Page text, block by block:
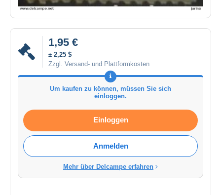
1,95 €
± 2,25 $
Zzgl. Versand- und Plattformkosten
Um kaufen zu können, müssen Sie sich
einloggen.
Einloggen
Anmelden
Mehr über Delcampe erfahren